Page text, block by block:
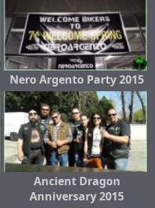
Nero Argento Party 2015
Ancient Dragon
Anniversary 2015